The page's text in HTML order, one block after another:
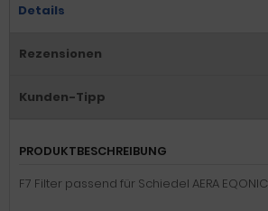
Details
Rezensionen
Kunden-Tipp
PRODUKTBESCHREIBUNG
F7 Filter passend für Schiedel AERA EQONIC